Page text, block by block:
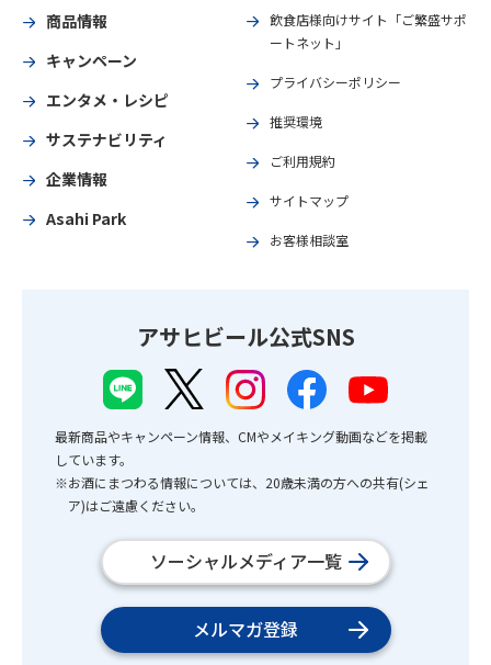
商品情報
キャンペーン
エンタメ・レシピ
サステナビリティ
企業情報
Asahi Park
飲食店様向けサイト「ご繁盛サポ
ートネット」
プライバシーポリシー
推奨環境
ご利用規約
サイトマップ
お客様相談室
アサヒビール公式SNS
最新商品やキャンペーン情報、CMやメイキング動画などを掲載
しています。
※お酒にまつわる情報については、20歳未満の方への共有(シェ
ア)はご遠慮ください。
ソーシャルメディア一覧
メルマガ登録